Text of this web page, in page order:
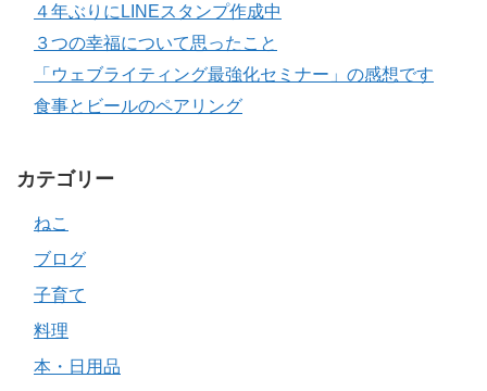
４年ぶりにLINEスタンプ作成中
３つの幸福について思ったこと
「ウェブライティング最強化セミナー」の感想です
食事とビールのペアリング
カテゴリー
ねこ
ブログ
子育て
料理
本・日用品